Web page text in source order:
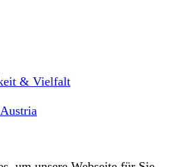
& Vielfalt